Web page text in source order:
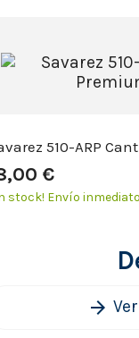
510-ARP
€
stock! Envío inmediato
arrow_forward